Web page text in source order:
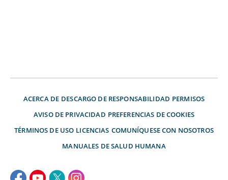
ACERCA DE DESCARGO DE RESPONSABILIDAD PERMISOS
AVISO DE PRIVACIDAD PREFERENCIAS DE COOKIES
TÉRMINOS DE USO LICENCIAS COMUNÍQUESE CON NOSOTROS
MANUALES DE SALUD HUMANA